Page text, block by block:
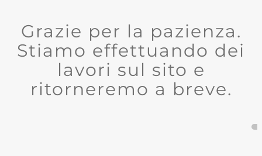
Grazie per la pazienza.
Stiamo effettuando dei
lavori sul sito e
ritorneremo a breve.